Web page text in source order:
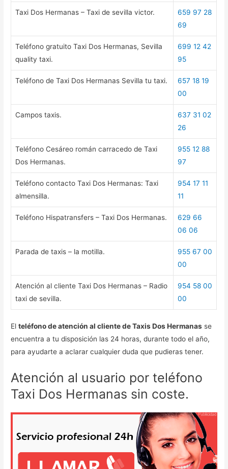
Taxi Dos Hermanas – Taxi de sevilla victor.
659 97 28
69
Teléfono gratuito Taxi Dos Hermanas, Sevilla
quality taxi.
699 12 42
95
Teléfono de Taxi Dos Hermanas Sevilla tu taxi.
657 18 19
00
Campos taxis.
637 31 02
26
Teléfono Cesáreo román carracedo de Taxi
Dos Hermanas.
955 12 88
97
Teléfono contacto Taxi Dos Hermanas: Taxi
almensilla.
954 17 11
11
Teléfono Hispatransfers – Taxi Dos Hermanas.
629 66
06 06
Parada de taxis – la motilla.
955 67 00
00
Atención al cliente Taxi Dos Hermanas – Radio
taxi de sevilla.
954 58 00
00
Elteléfono de atención al cliente de Taxis Dos Hermanas se
encuentra a tu disposición las 24 horas, durante todo el año,
para ayudarte a aclarar cualquier duda que pudieras tener.
Atención al usuario por teléfono
Taxi Dos Hermanas sin coste.